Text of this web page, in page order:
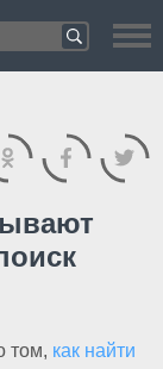
том, как найти